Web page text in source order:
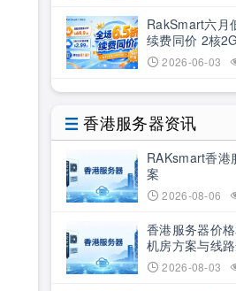
RakSmart六月
续费同价 2核
机云买1送1
2026-06-03
香港服务器资讯
RAKsmart香港
案
2026-08-06
香港服务器价
机房方案与线
2026-08-03